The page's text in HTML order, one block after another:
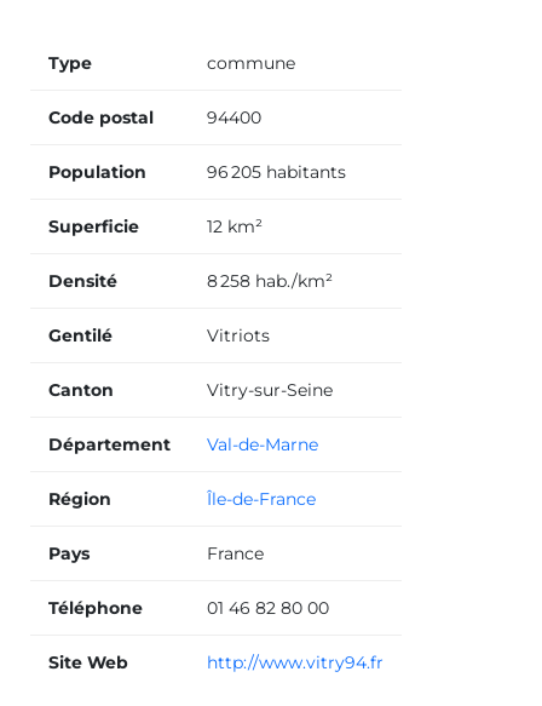
Type commune
Code postal 94400
Population 96 205 habitants
Superficie 12 km²
Densité 8 258 hab./km²
Gentilé Vitriots
Canton Vitry-sur-Seine
Département Val-de-Marne
Région Île-de-France
Pays France
Téléphone 01 46 82 80 00
Site Web http://www.vitry94.fr